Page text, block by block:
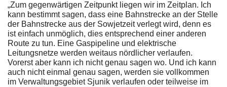
„Zum gegenwärtigen Zeitpunkt liegen wir im Zeitplan. Ich
kann bestimmt sagen, dass eine Bahnstrecke an der Stelle
der Bahnstrecke aus der Sowjetzeit verlegt wird, denn es
ist einfach unmöglich, dies entsprechend einer anderen
Route zu tun. Eine Gaspipeline und elektrische
Leitungsnetze werden weitaus nördlicher verlaufen.
Vorerst aber kann ich nicht genau sagen wo. Und ich kann
auch nicht einmal genau sagen, werden sie vollkommen
im Verwaltungsgebiet Sjunik verlaufen oder teilweise im